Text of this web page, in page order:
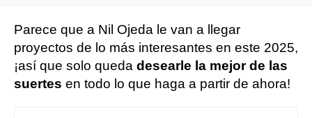
Parece que a Nil Ojeda le van a llegar
proyectos de lo más interesantes en este 2025,
¡así que solo queda desearle la mejor de las
suertes en todo lo que haga a partir de ahora!